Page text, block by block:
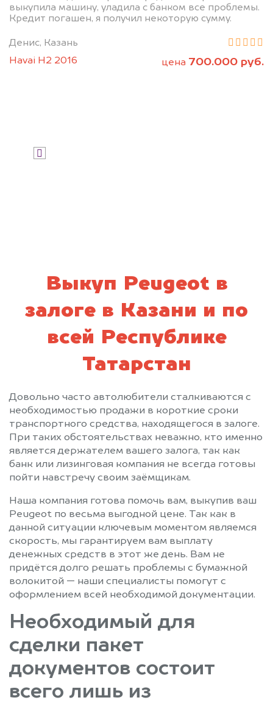
выкупила машину, уладила с банком все проблемы.
Кредит погашен, я получил некоторую сумму.
Денис, Казань
Havai H2 2016
цена 700.000 руб.
автомобиля.
Выкуп Peugeot в
залоге в Казани и по
всей Республике
Татарстан
Довольно часто автолюбители сталкиваются с
необходимостью продажи в короткие сроки
транспортного средства, находящегося в залоге.
При таких обстоятельствах неважно, кто именно
является держателем вашего залога, так как
банк или лизинговая компания не всегда готовы
пойти навстречу своим заёмщикам.
Наша компания готова помочь вам, выкупив ваш
Peugeot по весьма выгодной цене. Так как в
данной ситуации ключевым моментом являемся
скорость, мы гарантируем вам выплату
денежных средств в этот же день. Вам не
придётся долго решать проблемы с бумажной
волокитой — наши специалисты помогут с
оформлением всей необходимой документации.
Необходимый для
сделки пакет
документов состоит
всего лишь из